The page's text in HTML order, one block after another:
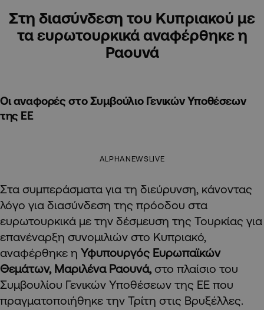
Στη διασύνδεση του Κυπριακού με
τα ευρωτουρκικά αναφέρθηκε η
Ραουνά
Οι αναφορές στο Συμβούλιο Γενικών Υποθέσεων
της ΕΕ
ALPHANEWSLIVE
Στα συμπεράσματα για τη διεύρυνση, κάνοντας
λόγο για διασύνδεση της πρόοδου στα
ευρωτουρκικά με την δέσμευση της Τουρκίας για
επανέναρξη συνομιλιών στο Κυπριακό,
αναφέρθηκε η Υφυπουργός Ευρωπαϊκών
Θεμάτων, Μαριλένα Ραουνά, στο πλαίσιο του
Συμβουλίου Γενικών Υποθέσεων της ΕΕ που
πραγματοποιήθηκε την Τρίτη στις Βρυξέλλες.